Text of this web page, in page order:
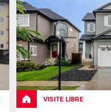
VISITE LIBRE